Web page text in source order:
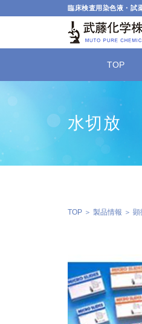
臨床検査用染色液・試
TOP
水切放
TOP ＞ 製品情報 ＞ 顕